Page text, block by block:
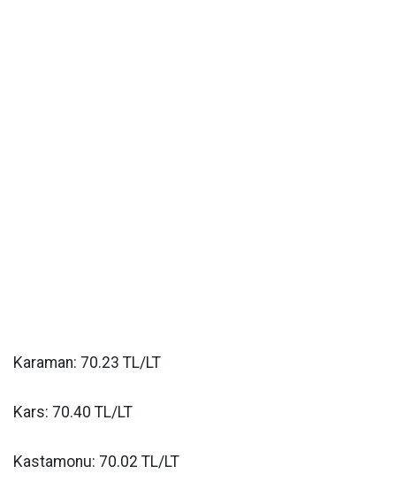
Karaman: 70.23 TL/LT
Kars: 70.40 TL/LT
Kastamonu: 70.02 TL/LT